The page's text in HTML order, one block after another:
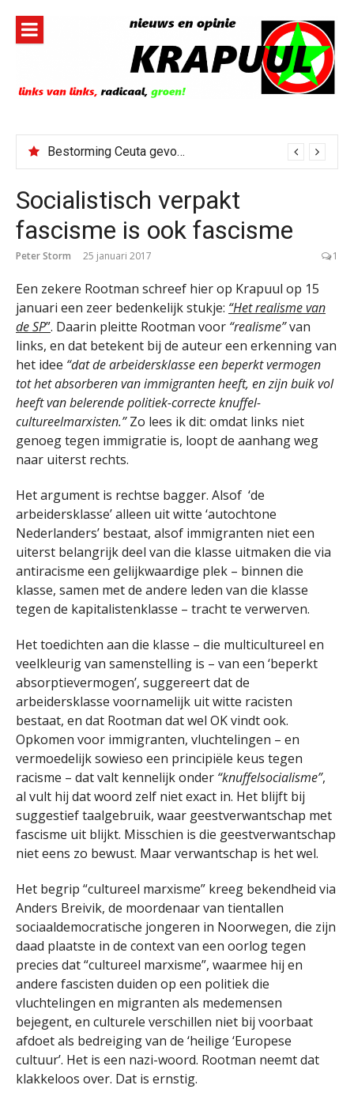
inhoud
Bestorming Ceuta gevolg van op sociale media verspreide hoax?
Socialistisch verpakt
fascisme is ook fascisme
Peter Storm 25 januari 2017 1
Een zekere Rootman schreef hier op Krapuul op 15
januari een zeer bedenkelijk stukje: “Het realisme van
de SP”. Daarin pleitte Rootman voor “realisme”van
links, en dat betekent bij de auteur een erkenning van
het idee “dat de arbeidersklasse een beperkt vermogen
tot het absorberen van immigranten heeft, en zijn buik vol
heeft van belerende politiek-correcte knuffel-
cultureelmarxisten.”Zo lees ik dit: omdat links niet
genoeg tegen immigratie is, loopt de aanhang weg
naar uiterst rechts.
Het argument is rechtse bagger. Alsof ‘de
arbeidersklasse’ alleen uit witte ‘autochtone
Nederlanders’ bestaat, alsof immigranten niet een
uiterst belangrijk deel van die klasse uitmaken die via
antiracisme een gelijkwaardige plek – binnen die
klasse, samen met de andere leden van die klasse
tegen de kapitalistenklasse – tracht te verwerven.
Het toedichten aan die klasse – die multicultureel en
veelkleurig van samenstelling is – van een ‘beperkt
absorptievermogen’, suggereert dat de
arbeidersklasse voornamelijk uit witte racisten
bestaat, en dat Rootman dat wel OK vindt ook.
Opkomen voor immigranten, vluchtelingen – en
vermoedelijk sowieso een principiële keus tegen
racisme – dat valt kennelijk onder “knuffelsocialisme”,
al vult hij dat woord zelf niet exact in. Het blijft bij
suggestief taalgebruik, waar geestverwantschap met
fascisme uit blijkt. Misschien is die geestverwantschap
niet eens zo bewust. Maar verwantschap is het wel.
Het begrip “cultureel marxisme” kreeg bekendheid via
Anders Breivik, de moordenaar van tientallen
sociaaldemocratische jongeren in Noorwegen, die zijn
daad plaatste in de context van een oorlog tegen
precies dat “cultureel marxisme”, waarmee hij en
andere fascisten duiden op een politiek die
vluchtelingen en migranten als medemensen
bejegent, en culturele verschillen niet bij voorbaat
afdoet als bedreiging van de ‘heilige ‘Europese
cultuur’. Het is een nazi-woord. Rootman neemt dat
klakkeloos over. Dat is ernstig.